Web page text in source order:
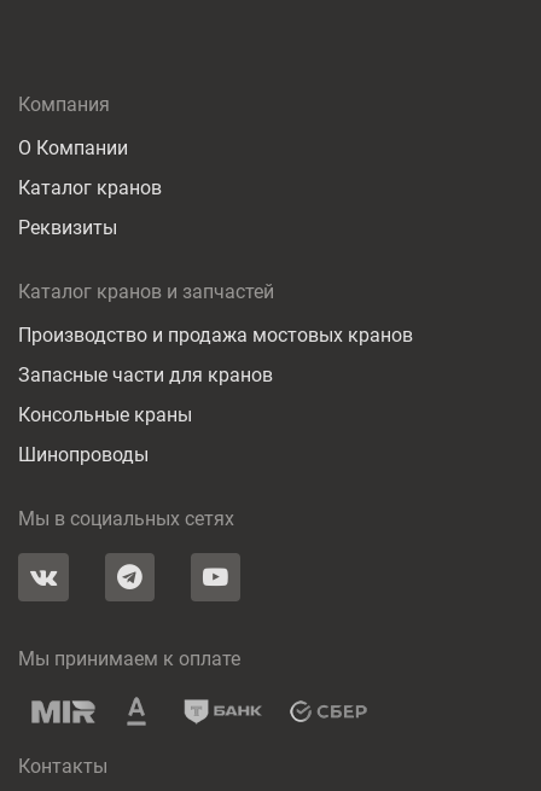
Компания
О Компании
Каталог кранов
Реквизиты
Каталог кранов и запчастей
Производство и продажа мостовых кранов
Запасные части для кранов
Консольные краны
Шинопроводы
Мы в социальных сетях
Мы принимаем к оплате
Контакты